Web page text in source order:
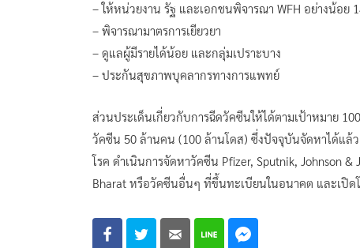
– ให้หน่วยงาน รัฐ และเอกชนพิจารณา WFH อย่างน้อย
– พิจารณามาตรการเยียวยา
– ดูแลผู้มีรายได้น้อย และกลุ่มเปราะบาง
– ประกันสุขภาพบุคลากรทางการแพทย์
ส่วนประเด็นเกี่ยวกับการฉีดวัคซีนให้ได้ตามเป้าหมาย
วัคซีน 50 ล้านคน (100 ล้านโดส) ซึ่งปัจจุบันจัดหาได้แล้
โรค ดำเนินการจัดหาวัคซีน Pfizer, Sputnik, Johnson
Bharat หรือวัคซีนอื่นๆ ที่ขึ้นทะเบียนในอนาคต และเปิ